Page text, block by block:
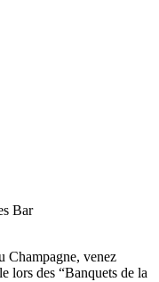
Bar
Champagne, venez
lors des “Banquets de la